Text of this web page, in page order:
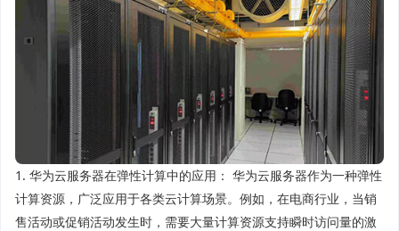
1. 华为云服务器在弹性计算中的应用： 华为云服务器作为一种弹性
计算资源，广泛应用于各类云计算场景。例如，在电商行业，当销
售活动或促销活动发生时，需要大量计算资源支持瞬时访问量的激